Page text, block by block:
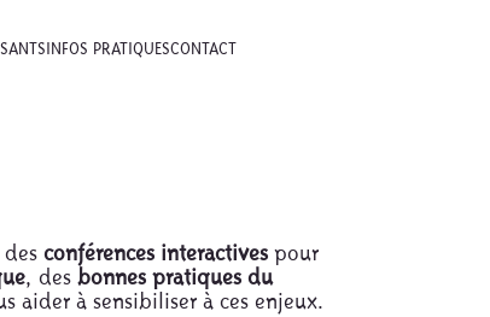
INFOS PRATIQUESCONTACT
conférences interactives pour
, des bonnes pratiques du
aider à sensibiliser à ces enjeux.